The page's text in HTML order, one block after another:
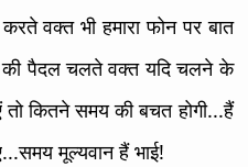
वक्त भी हमारा फोन पर बात
पैदल चलते वक्त यदि चलने के
तो कितने समय की बचत होगी...हैं
मूल्यवान हैं भाई!